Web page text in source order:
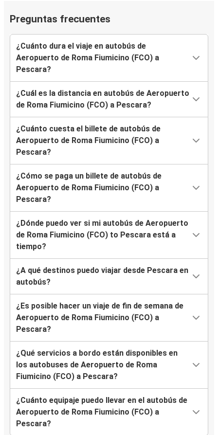
Preguntas frecuentes
¿Cuánto dura el viaje en autobús de
Aeropuerto de Roma Fiumicino (FCO) a
Pescara?
¿Cuál es la distancia en autobús de Aeropuerto
de Roma Fiumicino (FCO) a Pescara?
¿Cuánto cuesta el billete de autobús de
Aeropuerto de Roma Fiumicino (FCO) a
Pescara?
¿Cómo se paga un billete de autobús de
Aeropuerto de Roma Fiumicino (FCO) a
Pescara?
¿Dónde puedo ver si mi autobús de Aeropuerto
de Roma Fiumicino (FCO) to Pescara está a
tiempo?
¿A qué destinos puedo viajar desde Pescara en
autobús?
¿Es posible hacer un viaje de fin de semana de
Aeropuerto de Roma Fiumicino (FCO) a
Pescara?
¿Qué servicios a bordo están disponibles en
los autobuses de Aeropuerto de Roma
Fiumicino (FCO) a Pescara?
¿Cuánto equipaje puedo llevar en el autobús de
Aeropuerto de Roma Fiumicino (FCO) a
Pescara?